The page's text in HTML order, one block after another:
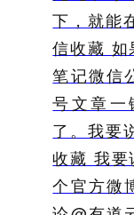
下，就能
信收藏 如
笔记微信
号文章一
了。我要
收藏 我要
个官方微